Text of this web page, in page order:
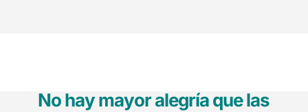
No hay mayor alegría que las